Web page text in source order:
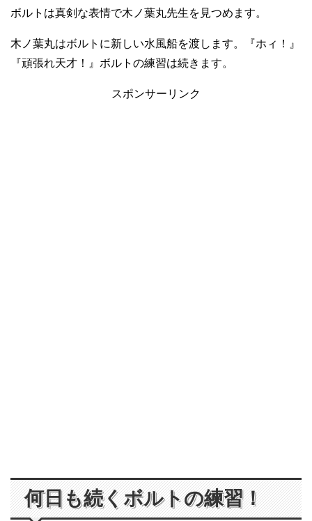
ボルトは真剣な表情で木ノ葉丸先生を見つめます。
木ノ葉丸はボルトに新しい水風船を渡します。『ホィ！』
『頑張れ天才！』ボルトの練習は続きます。
スポンサーリンク
何日も続くボルトの練習！